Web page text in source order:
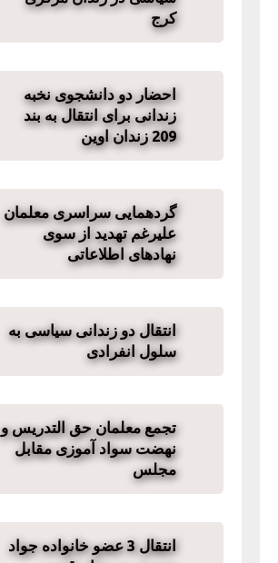
کرج
احضار دو دانشجوی نخبه
زندانی برای انتقال به بند
209 زندان اوین
گردهمایی سراسری معلمان
علیرغم تهدید از سوی
نهادهای اطلاعاتی
انتقال دو زندانی سیاسی به
سلول انفرادی
تجمع معلمان حق التدریس و
نهضت سواد آموزی مقابل
مجلس
انتقال 3 عضو خانواده جواد